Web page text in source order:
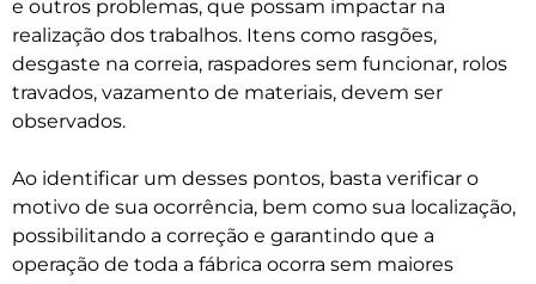
e outros problemas, que possam impactar na
realização dos trabalhos. Itens como rasgões,
desgaste na correia, raspadores sem funcionar, rolos
travados, vazamento de materiais, devem ser
observados.
Ao identificar um desses pontos, basta verificar o
motivo de sua ocorrência, bem como sua localização,
possibilitando a correção e garantindo que a
operação de toda a fábrica ocorra sem maiores